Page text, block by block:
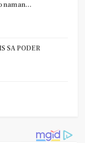
naman…
SA PODER